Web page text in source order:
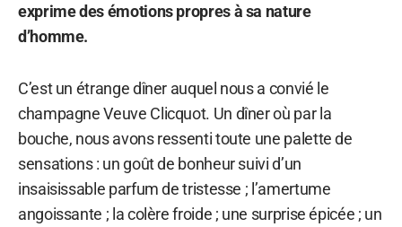
exprime des émotions propres à sa nature
d’homme.
C’est un étrange dîner auquel nous a convié le
champagne Veuve Clicquot. Un dîner où par la
bouche, nous avons ressenti toute une palette de
sensations : un goût de bonheur suivi d’un
insaisissable parfum de tristesse ; l’amertume
angoissante ; la colère froide ; une surprise épicée ; un